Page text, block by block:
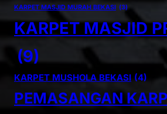
KARPET MASJID MURAH BEKASI (3)
KARPET MASJID
(9)
KARPET MUSHOLA BEKASI (4)
PEMASANGAN